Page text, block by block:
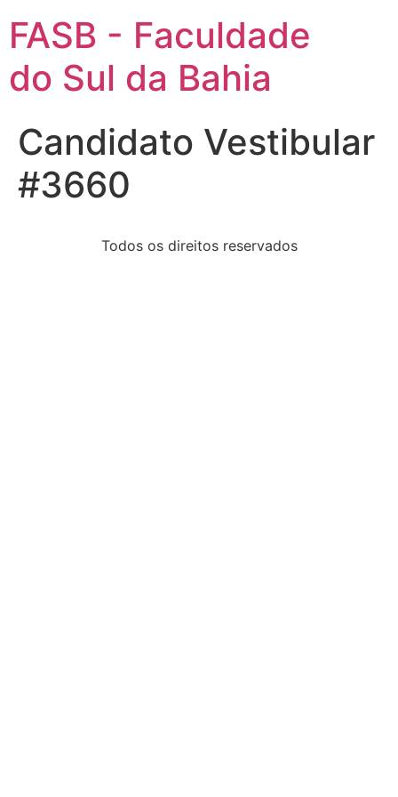
FASB - Faculdade
do Sul da Bahia
Candidato Vestibular
#3660
Todos os direitos reservados